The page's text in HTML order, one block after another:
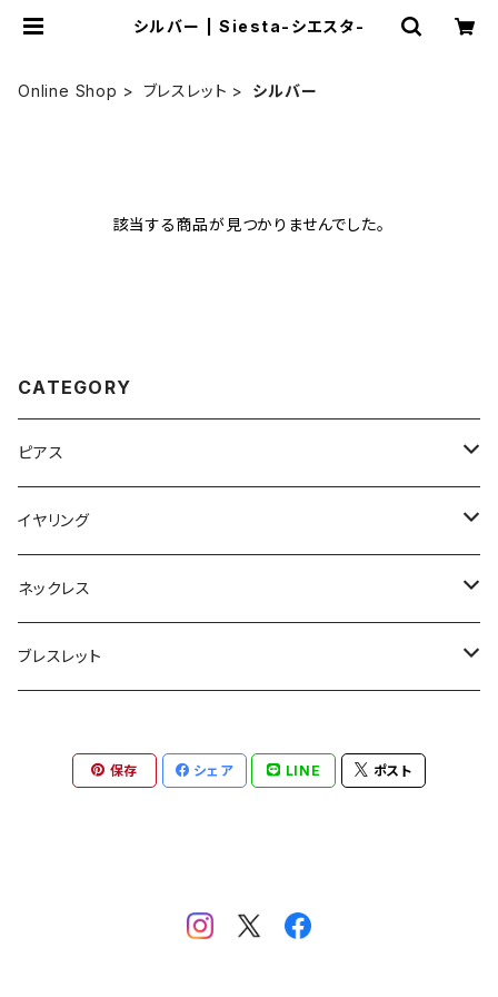
シルバー | Siesta-シエスタ-
Online Shop ブレスレット シルバー
該当する商品が見つかりませんでした。
CATEGORY
ピアス
フープ
大ぶり
スタッド
イヤリング
大ぶり
小ぶり
ネックレス
ゴールド
ブレスレット
シルバー
保存 シェア LINE ポスト